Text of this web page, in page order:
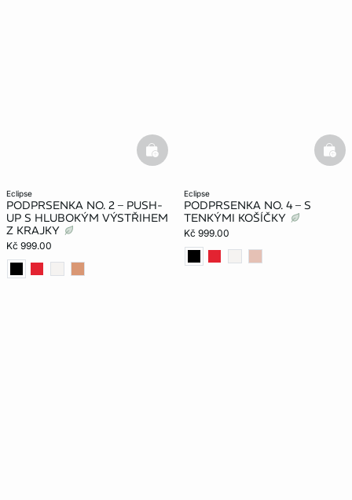
eclipse
PODPRSENKA NO. 2 – PUSH-
UP S HLUBOKÝM VÝSTŘIHEM
Z KRAJKY
Kč 999.00
basketfull
eclipse
PODPRSENKA NO. 4 – S
TENKÝMI KOŠÍČKY
Kč 999.00